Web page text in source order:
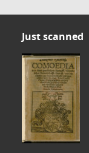
Just scanned